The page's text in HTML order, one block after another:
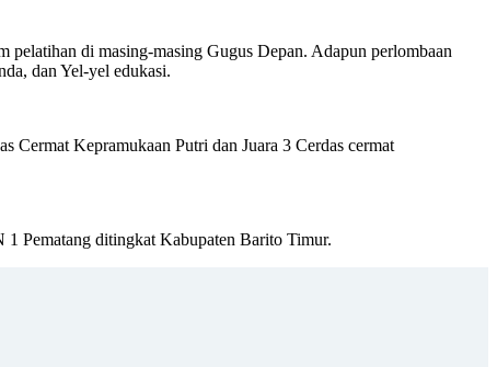
pelatihan di masing-masing Gugus Depan. Adapun perlombaan
dan Yel-yel edukasi.
Cermat Kepramukaan Putri dan Juara 3 Cerdas cermat
1 Pematang ditingkat Kabupaten Barito Timur.